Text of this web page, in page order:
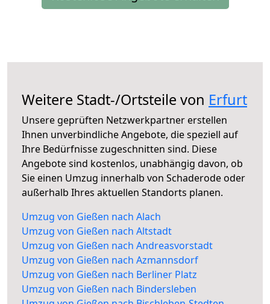
Weitere Stadt-/Ortsteile von Erfurt
Unsere geprüften Netzwerkpartner erstellen
Ihnen unverbindliche Angebote, die speziell auf
Ihre Bedürfnisse zugeschnitten sind. Diese
Angebote sind kostenlos, unabhängig davon, ob
Sie einen Umzug innerhalb von Schaderode oder
außerhalb Ihres aktuellen Standorts planen.
Umzug von Gießen nach Alach
Umzug von Gießen nach Altstadt
Umzug von Gießen nach Andreasvorstadt
Umzug von Gießen nach Azmannsdorf
Umzug von Gießen nach Berliner Platz
Umzug von Gießen nach Bindersleben